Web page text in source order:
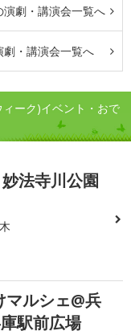
演劇・講演会一覧へ
劇・講演会一覧へ
ーク)イベント・おで
妙法寺川公園
ルシェ@兵
駅前広場